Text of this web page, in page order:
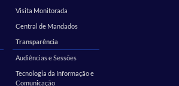
Visita Monitorada
Central de Mandados
Transparência
Audiências e Sessões
Tecnologia da Informação e
Comunicação